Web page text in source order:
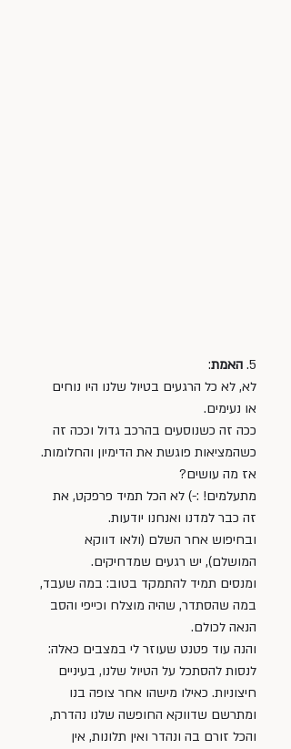
5. האמת:
לא, לא כל הרגעים בטיול שלנו היו נוחים
או נעימים.
ככה זה כשנוסעים בהרכב גדול וככה זה
כשהמציאות פוגשת את הדימיון והחלומות.
אז מה עושים?
מתעלמים! :-) לא הכל תמיד פרפקט, את
זה כבר למדנו ואנחנו יודעות.
ובחיפוש אחר השלם (ולאו דווקא
המושלם), יש רגעים שמדחיקים.
ומנסים תמיד להתמקד בטוב: במה שעבד,
במה שהסתדר, שהיה מוצלח וכייפי והסב
הנאה לכולם.
והנה עוד פטנט שעוזר לי במצבים כאלה:
לנסות להסתכל על הטיול שלנו, בעיניים
חיצוניות. כאילו מישהו אחר צופה בנו
ומתרשם שדווקא החופשה שלנו נהדרת,
והכל זורם בה ונהדר ואין תלונות, אין